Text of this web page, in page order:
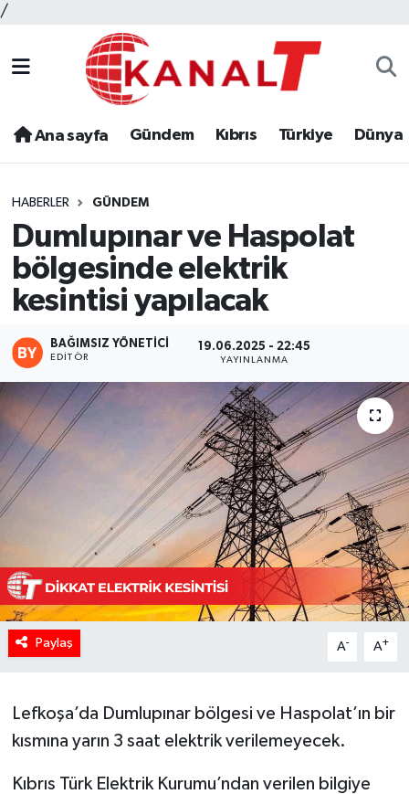
/
Ana sayfa Gündem Kıbrıs Türkiye Dünya
HABERLER GÜNDEM
Dumlupınar ve Haspolat
bölgesinde elektrik
kesintisi yapılacak
BAĞIMSIZ YÖNETICI
EDITÖR
19.06.2025 - 22:45
YAYINLANMA
Paylaş A- A+
Lefkoşa’da Dumlupınar bölgesi ve Haspolat’ın bir
kısmına yarın 3 saat elektrik verilemeyecek.
Kıbrıs Türk Elektrik Kurumu’ndan verilen bilgiye